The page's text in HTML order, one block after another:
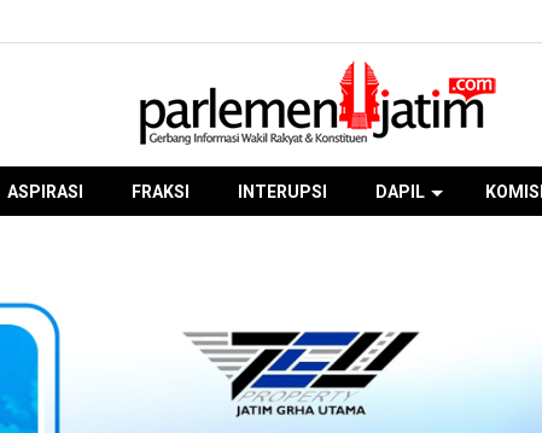
ASPIRASI FRAKSI INTERUPSI DAPIL KOMISI